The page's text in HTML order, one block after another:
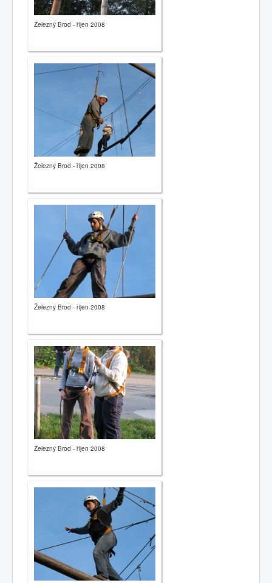
Železný Brod - říjen 2008
Železný Brod - říjen 2008
Železný Brod - říjen 2008
Železný Brod - říjen 2008